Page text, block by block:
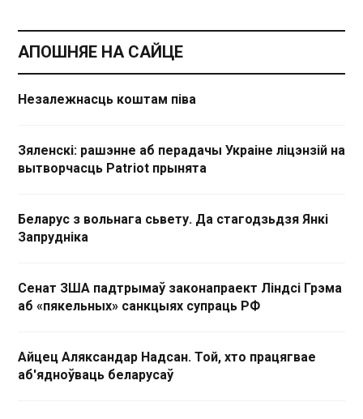
АПОШНЯЕ НА САЙЦЕ
Незалежнасць коштам піва
Зяленскі: рашэнне аб перадачы Украіне ліцэнзій на
вытворчасць Patriot прынята
Беларус з вольнага сьвету. Да стагодзьдзя Янкі
Запрудніка
Сенат ЗША падтрымаў законапраект Ліндсі Грэма
аб «пякельных» санкцыях супраць РФ
Айцец Аляксандар Надсан. Той, хто працягвае
аб'ядноўваць беларусаў